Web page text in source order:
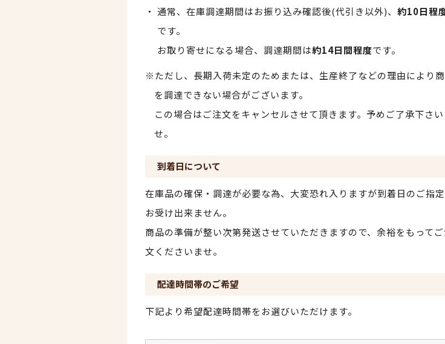
通常、在庫調達期間はお振り込み確認後(代引き以外)、 約10日程
です。
お取り寄せになる場合、調達期間は約14日間程度です。
※ただし、長期入荷未定のためまたは、生産終了などの理由により
を調達できない場合がございます。
この場合はご注文をキャンセルさせて頂きます。予めご了承下さい
せ。
到着日について
在庫品の確保・調達が必要な為、大変恐れ入りますが到着日のご指
お受け出来ません。
商品の準備が整い次第発送させていただきますので、余裕をもってご
文くださいませ。
配達時間帯のご希望
下記より希望配達時間帯をお選びいただけます。